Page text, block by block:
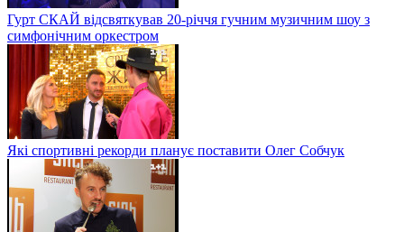
Гурт СКАЙ відсвяткував 20-річчя гучним музичним шоу з
симфонічним оркестром
Які спортивні рекорди планує поставити Олег Собчук